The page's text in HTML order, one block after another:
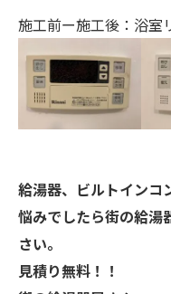
施工前ー施工後：浴室
給湯器、ビルトインコ
悩みでしたら街の給湯
さい。
見積り無料！！